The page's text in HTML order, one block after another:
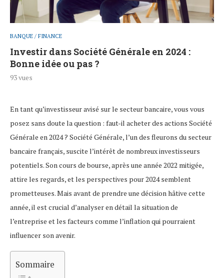
BANQUE / FINANCE
Investir dans Société Générale en 2024 :
Bonne idée ou pas ?
93vues
En tant qu’investisseur avisé sur le secteur bancaire, vous vous
posez sans doute la question : faut-il acheter des actions Société
Générale en 2024 ? Société Générale, l’un des fleurons du secteur
bancaire français, suscite l’intérêt de nombreux investisseurs
potentiels. Son cours de bourse, après une année 2022 mitigée,
attire les regards, et les perspectives pour 2024 semblent
prometteuses. Mais avant de prendre une décision hâtive cette
année, il est crucial d’analyser en détail la situation de
l’entreprise et les facteurs comme l’inflation qui pourraient
influencer son avenir.
Sommaire